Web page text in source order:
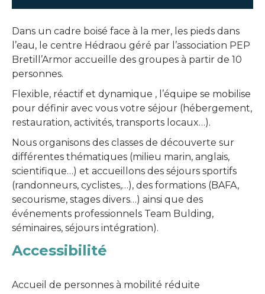
Dans un cadre boisé face à la mer, les pieds dans
l’eau, le centre Hédraou géré par l’association PEP
Bretill’Armor accueille des groupes à partir de 10
personnes.
Flexible, réactif et dynamique , l’équipe se mobilise
pour définir avec vous votre séjour (hébergement,
restauration, activités, transports locaux…).
Nous organisons des classes de découverte sur
différentes thématiques (milieu marin, anglais,
scientifique…) et accueillons des séjours sportifs
(randonneurs, cyclistes,…), des formations (BAFA,
secourisme, stages divers…) ainsi que des
événements professionnels Team Bulding,
séminaires, séjours intégration).
Accessibilité
Accueil de personnes à mobilité réduite